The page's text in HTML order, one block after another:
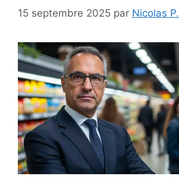
15 septembre 2025 par Nicolas P.